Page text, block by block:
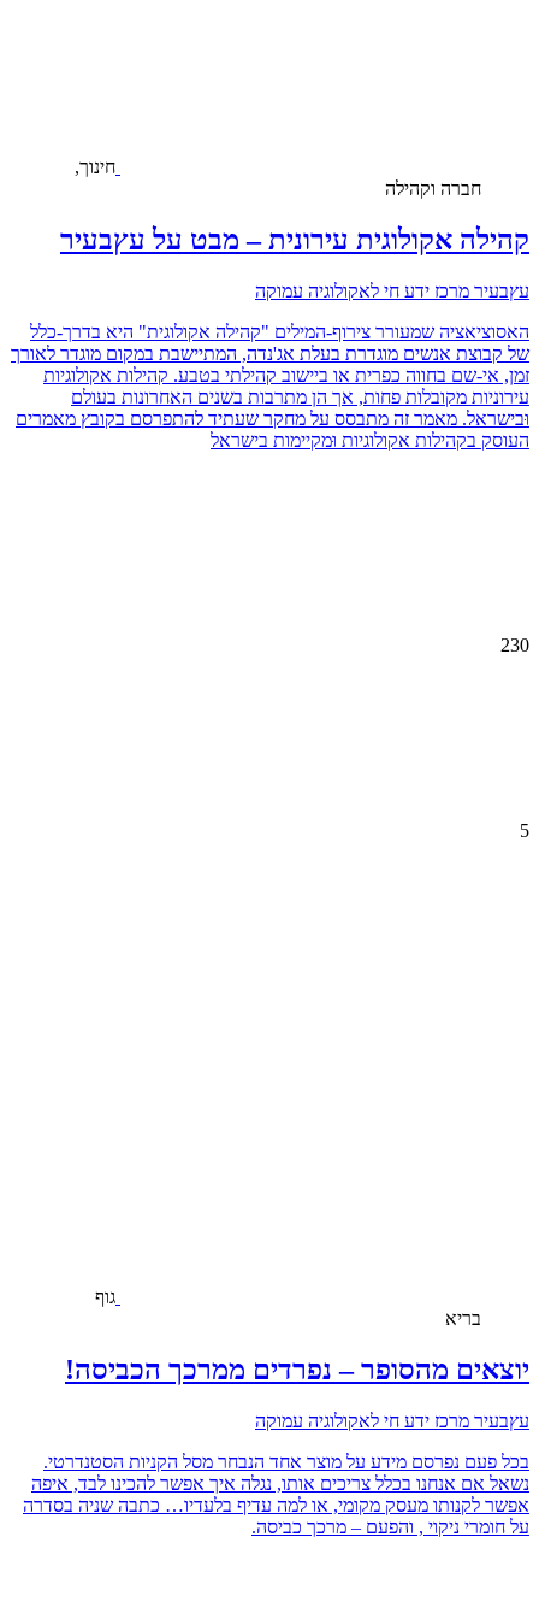
חינוך,
חברה וקהילה
קהילה אקולוגית עירונית – מבט על עץבעיר
עץבעיר מרכז ידע חי לאקולוגיה עמוקה
האסוציאציה שמעורר צירוף-המילים "קהילה אקולוגית" היא בדרך-כלל
של קבוצת אנשים מוגדרת בעלת אג'נדה, המתיישבת במקום מוגדר לאורך
זמן, אי-שם בחווה כפרית או ביישוב קהילתי בטבע. קהילות אקולוגיות
עירוניות מקובלות פחות, אך הן מתרבות בשנים האחרונות בעולם
וּבישראל. מאמר זה מתבסס על מחקר שעתיד להתפרסם בקובץ מאמרים
העוסק בקהילות אקולוגיות וּמקיימות בישראל
230
5
גוף
בריא
יוצאים מהסופר – נפרדים ממרכך הכביסה!
עץבעיר מרכז ידע חי לאקולוגיה עמוקה
בכל פעם נפרסם מידע על מוצר אחד הנבחר מסל הקניות הסטנדרטי.
נשאל אם אנחנו בכלל צריכים אותו, נגלה איך אפשר להכינו לבד, איפה
אפשר לקנותו מעסק מקומי, או למה עדיף בלעדיו… כתבה שניה בסדרה
על חומרי ניקוי , והפעם – מרכך כביסה.